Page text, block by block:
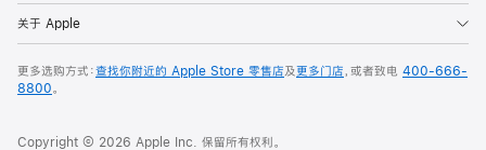
关于 Apple
更多选购方式：查找你附近的 Apple Store 零售店及更多门店，或者致电 400-666-
8800。
Copyright © 2026 Apple Inc. 保留所有权利。